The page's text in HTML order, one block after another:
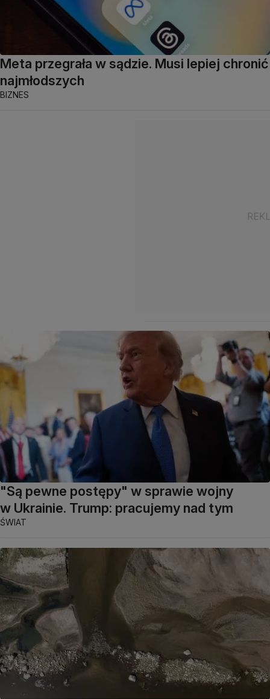
Meta przegrała w sądzie. Musi lepiej chronić
najmłodszych
BIZNES
"Są pewne postępy" w sprawie wojny
w Ukrainie. Trump: pracujemy nad tym
ŚWIAT